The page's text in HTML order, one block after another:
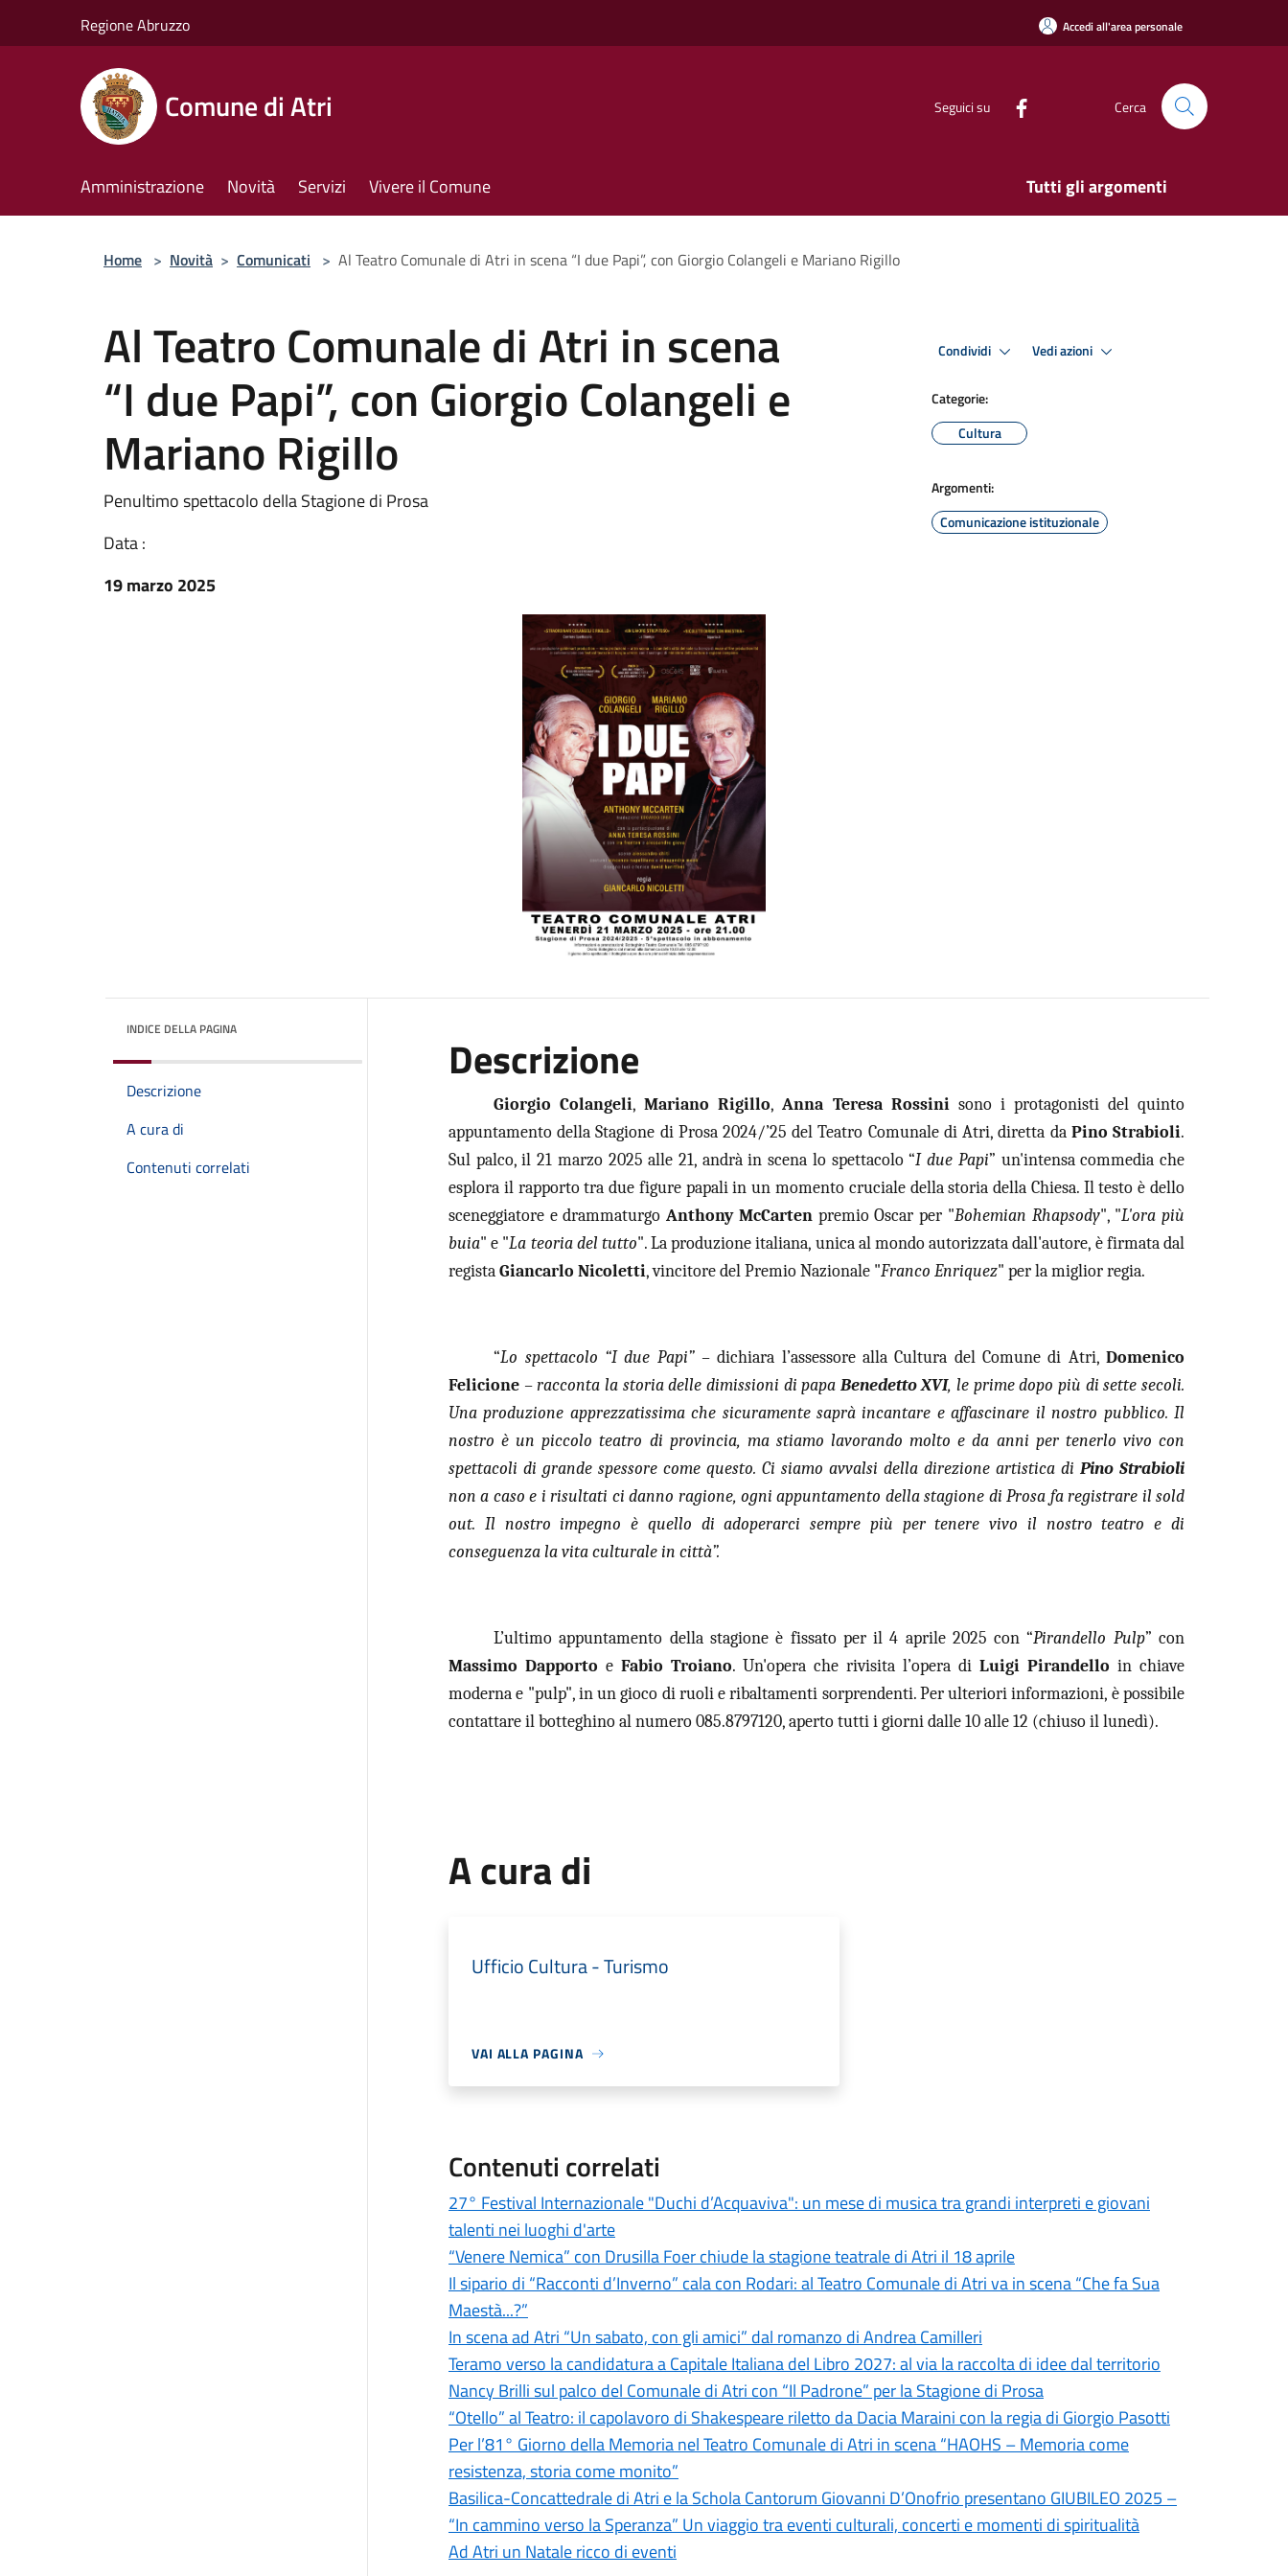
Regione Abruzzo Accedi all'area personale
Comune di Atri Seguici su Cerca
Amministrazione Novità Servizi Vivere il Comune Tutti gli argomenti
Home > Novità > Comunicati > Al Teatro Comunale di Atri in scena “I due Papi”, con Giorgio Colangeli e Mariano Rigillo
Al Teatro Comunale di Atri in scena
“I due Papi”, con Giorgio Colangeli e
Mariano Rigillo
Penultimo spettacolo della Stagione di Prosa
Data :
19 marzo 2025
Condividi Vedi azioni
Categorie:
Cultura
Argomenti:
Comunicazione istituzionale
INDICE DELLA PAGINA
Descrizione
A cura di
Contenuti correlati
Descrizione
Giorgio Colangeli,Mariano Rigillo,Anna Teresa Rossinisono i protagonisti del quinto
appuntamento della Stagione di Prosa 2024/’25 del Teatro Comunale di Atri, diretta da Pino Strabioli.
Sul palco, il 21 marzo 2025 alle 21, andrà in scena lo spettacolo “I due Papi” un'intensa commedia che
esplora il rapporto tra due figure papali in un momento cruciale della storia della Chiesa. Il testo è dello
sceneggiatore e drammaturgoAnthony McCartenpremio Oscar per "Bohemian Rhapsody", "L'ora più
buia" e "La teoria del tutto". La produzione italiana, unica al mondo autorizzata dall'autore, è firmata dal
registaGiancarlo Nicoletti, vincitore del Premio Nazionale "Franco Enriquez" per la miglior regia.
“Lo spettacolo “I due Papi” –dichiara l’assessore alla Cultura del Comune di Atri, Domenico
Felicione– racconta la storia delle dimissioni di papa Benedetto XVI, le prime dopo più di sette secoli.
Una produzione apprezzatissima che sicuramente saprà incantare e affascinare il nostro pubblico. Il
nostro è un piccolo teatro di provincia, ma stiamo lavorando molto e da anni per tenerlo vivo con
spettacoli di grande spessore come questo. Ci siamo avvalsi della direzione artistica di Pino Strabioli
non a caso e i risultati ci danno ragione, ogni appuntamento della stagione di Prosa fa registrare il sold
out. Il nostro impegno è quello di adoperarci sempre più per tenere vivo il nostro teatro e di
conseguenza la vita culturale in città”.
L’ultimo appuntamento della stagione è fissato per il 4 aprile 2025 con “Pirandello Pulp” con
Massimo Dapporto e Fabio Troiano. Un'opera che rivisita l’opera di Luigi Pirandello in chiave
moderna e "pulp", in un gioco di ruoli e ribaltamenti sorprendenti. Per ulteriori informazioni, è possibile
contattare il botteghino al numero 085.8797120, aperto tutti i giorni dalle 10 alle 12 (chiuso il lunedì).
A cura di
Ufficio Cultura - Turismo
VAI ALLA PAGINA
Contenuti correlati
27° Festival Internazionale "Duchi d’Acquaviva": un mese di musica tra grandi interpreti e giovani
talenti nei luoghi d'arte
“Venere Nemica” con Drusilla Foer chiude la stagione teatrale di Atri il 18 aprile
Il sipario di “Racconti d’Inverno” cala con Rodari: al Teatro Comunale di Atri va in scena “Che fa Sua
Maestà...?”
In scena ad Atri “Un sabato, con gli amici” dal romanzo di Andrea Camilleri
Teramo verso la candidatura a Capitale Italiana del Libro 2027: al via la raccolta di idee dal territorio
Nancy Brilli sul palco del Comunale di Atri con “Il Padrone” per la Stagione di Prosa
“Otello” al Teatro: il capolavoro di Shakespeare riletto da Dacia Maraini con la regia di Giorgio Pasotti
Per l’81° Giorno della Memoria nel Teatro Comunale di Atri in scena “HAOHS – Memoria come
resistenza, storia come monito”
Basilica-Concattedrale di Atri e la Schola Cantorum Giovanni D’Onofrio presentano GIUBILEO 2025 –
“In cammino verso la Speranza” Un viaggio tra eventi culturali, concerti e momenti di spiritualità
Ad Atri un Natale ricco di eventi